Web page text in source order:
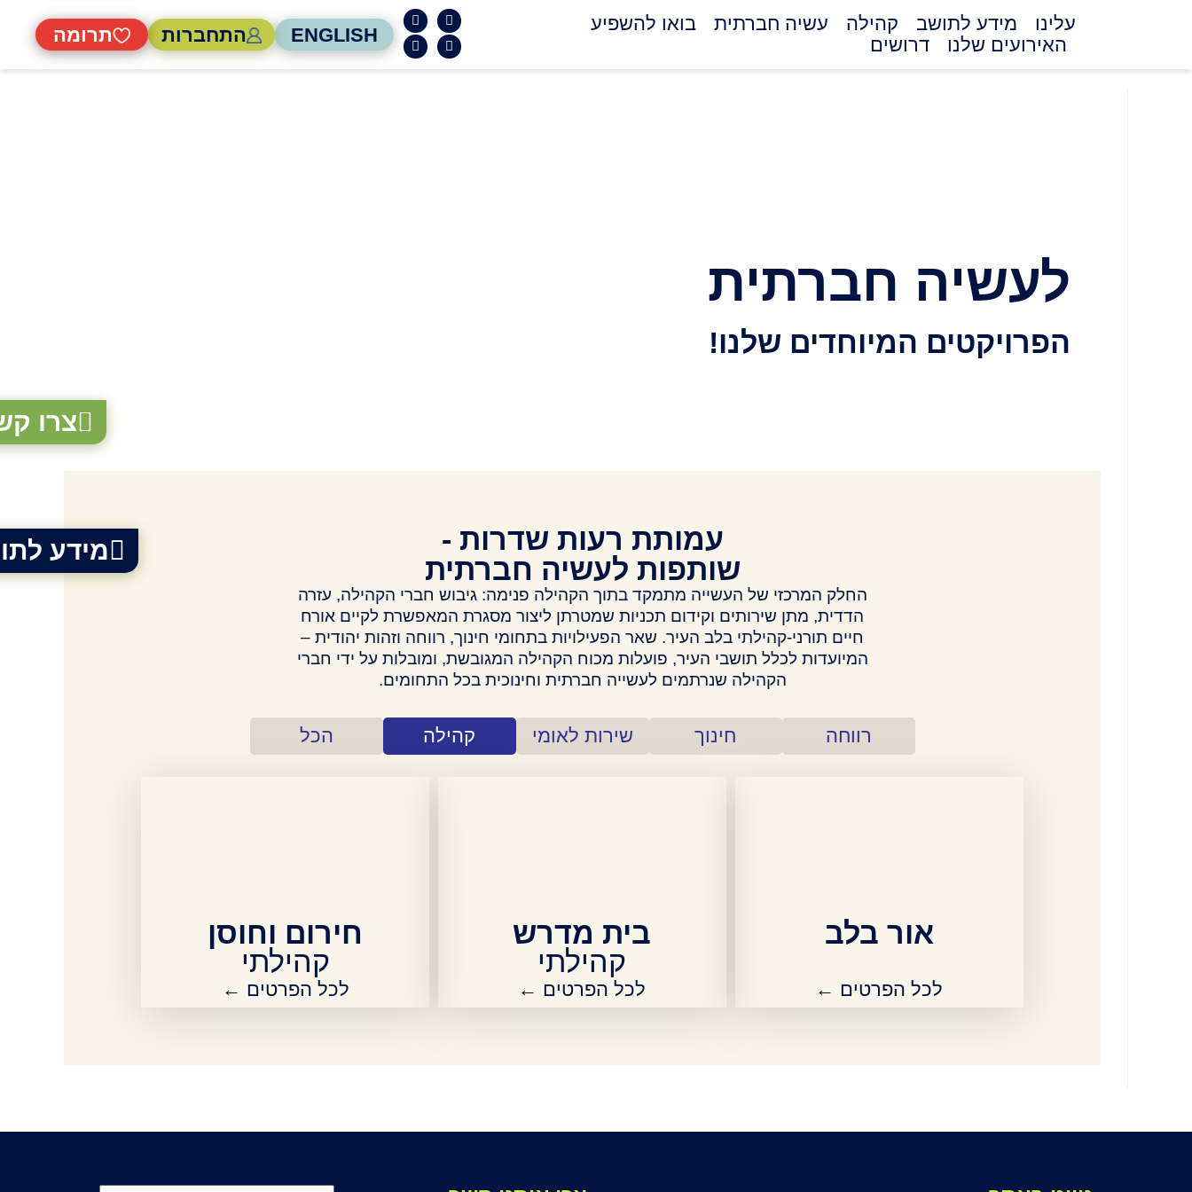
עלינו מידע לתושב קהילה עשיה חברתית
בואו להשפיע
האירועים שלנו
דרושים ENGLISH התחברות תרומה
צרו
מידע
לעשיה חברתית
הפרויקטים המיוחדים שלנו!
עמותת רעות שדרות -
שותפות לעשיה חברתית
החלק המרכזי של העשייה מתמקד בתוך הקהילה פנימה: גיבוש חברי הקהילה, עזרה
הדדית, מתן שירותים וקידום תכניות שמטרתן ליצור מסגרת המאפשרת לקיים אורח
חיים תורני-קהילתי בלב העיר. שאר הפעילויות בתחומי חינוך, רווחה וזהות יהודית –
המיועדות לכלל תושבי העיר, פועלות מכוח הקהילה המגובשת, ומובלות על ידי חברי
הקהילה שנרתמים לעשייה חברתית וחינוכית בכל התחומים.
רווחה חינוך שירות לאומי קהילה הכל
לכל הפרטים ←
אור בלב
לכל הפרטים ←
בית מדרש
קהילתי
לכל הפרטים ←
חירום וחוסן
קהילתי